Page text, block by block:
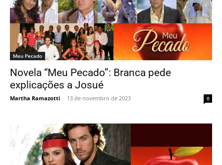
Meu Pecado
Novela “Meu Pecado”: Branca pede
explicações a Josué
Martha Ramazotti - 13 de novembro de 2023 0